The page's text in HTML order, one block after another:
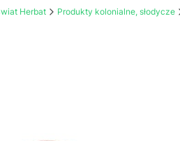
Herbat Produkty kolonialne, słodycze